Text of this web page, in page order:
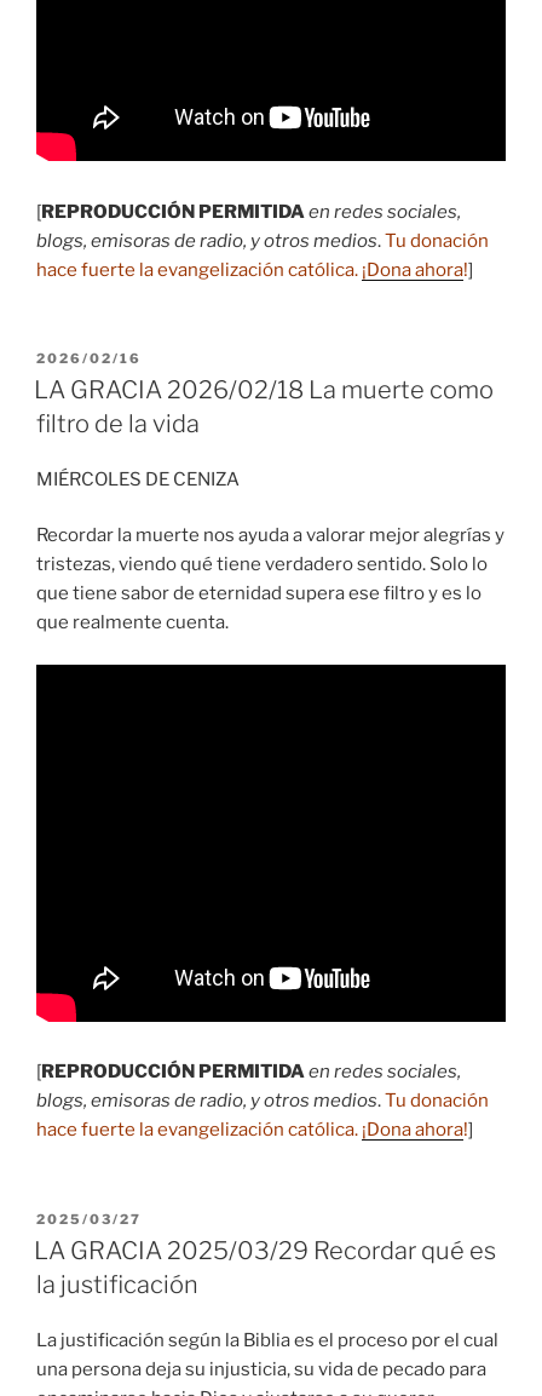
[REPRODUCCIÓN PERMITIDA en redes sociales,
blogs, emisoras de radio, y otros medios.Tu donación
hace fuerte la evangelización católica. ¡Dona ahora!]
PUBLICADO
EL
2026/02/16
LA GRACIA 2026/02/18 La muerte como
filtro de la vida
MIÉRCOLES DE CENIZA
Recordar la muerte nos ayuda a valorar mejor alegrías y
tristezas, viendo qué tiene verdadero sentido. Solo lo
que tiene sabor de eternidad supera ese filtro y es lo
que realmente cuenta.
[REPRODUCCIÓN PERMITIDAen redes sociales,
blogs, emisoras de radio, y otros medios.Tu donación
hace fuerte la evangelización católica. ¡Dona ahora!]
PUBLICADO
EL
2025/03/27
LA GRACIA 2025/03/29 Recordar qué es
la justificación
La justificación según la Biblia es el proceso por el cual
una persona deja su injusticia, su vida de pecado para